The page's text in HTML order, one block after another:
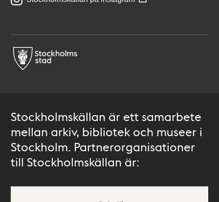
Stockholmskällan är ett samarbete
mellan arkiv, bibliotek och museer i
Stockholm. Partnerorganisationer
till Stockholmskällan är: